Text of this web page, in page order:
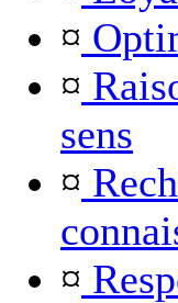
¤
¤
sens
¤
¤